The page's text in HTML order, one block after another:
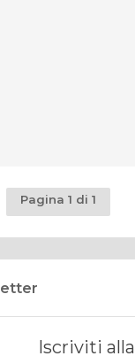
Pagina 1 di 1
Iscriviti alla